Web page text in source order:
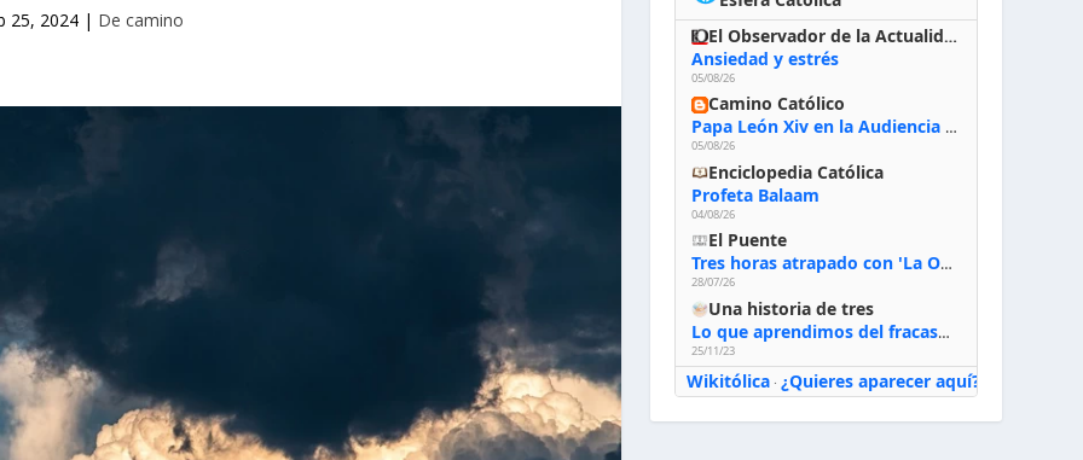
25, 2024 | De camino
El Observador de la Actualidad
Ansiedad y estrés
05/08/26
Camino Católico
Papa León Xiv en la Audiencia General, 5-8-2026: «Dios en el primer puesto; la oración, nuestra primera obligación; la liturgia, la primera fuente de la vida divina que se nos comunica, la primera escuela de nuestra vida espiritual»
05/08/26
Enciclopedia Católica
Profeta Balaam
04/08/26
El Puente
Tres horas atrapado con 'La Odisea' de Nolan
28/07/26
Una historia de tres
Lo que aprendimos del fracaso al emprender
25/11/23
Wikitólica· ¿Quieres aparecer aquí?